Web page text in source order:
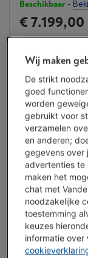
Beschikbaar -
€ 7.199,00
Vanden
Verleng de
Dit product
Meer info
Troeven
Wij maken
De strikt
goed
worden
gebruikt voor
verzamelen
en anderen;
gegevens over
advertenties te
maken het
chat met
noodzakelijke
toestemming
keuzes
informatie over